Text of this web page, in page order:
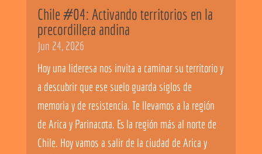
Chile #04: Activando territorios en la
precordillera andina
Jun 24, 2026
Hoy una lideresa nos invita a caminar su territorio y
a descubrir que ese suelo guarda siglos de
memoria y de resistencia. Te llevamos a la región
de Arica y Parinacota. Es la región más al norte de
Chile. Hoy vamos a salir de la ciudad de Arica y